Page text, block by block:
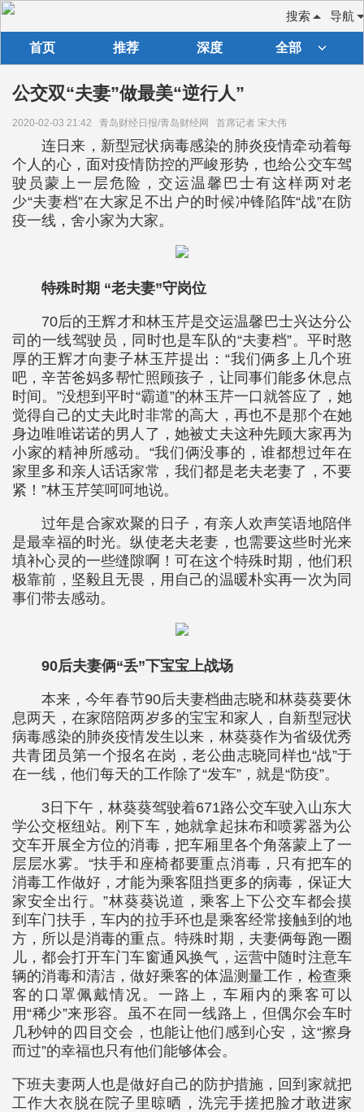
导航
搜索
首页 推荐 深度 全部
公交双“夫妻”做最美“逆行人”
2020-02-03 21:42 青岛财经日报/青岛财经网 首席记者 宋大伟
连日来，新型冠状病毒感染的肺炎疫情牵动着每
个人的心，面对疫情防控的严峻形势，也给公交车驾
驶员蒙上一层危险，交运温馨巴士有这样两对老
少“夫妻档”在大家足不出户的时候冲锋陷阵“战”在防
疫一线，舍小家为大家。
特殊时期 “老夫妻”守岗位
70后的王辉才和林玉芹是交运温馨巴士兴达分公
司的一线驾驶员，同时也是车队的“夫妻档”。平时憨
厚的王辉才向妻子林玉芹提出：“我们俩多上几个班
吧，辛苦爸妈多帮忙照顾孩子，让同事们能多休息点
时间。”没想到平时“霸道”的林玉芹一口就答应了，她
觉得自己的丈夫此时非常的高大，再也不是那个在她
身边唯唯诺诺的男人了，她被丈夫这种先顾大家再为
小家的精神所感动。“我们俩没事的，谁都想过年在
家里多和亲人话话家常，我们都是老夫老妻了，不要
紧！”林玉芹笑呵呵地说。
过年是合家欢聚的日子，有亲人欢声笑语地陪伴
是最幸福的时光。纵使老夫老妻，也需要这些时光来
填补心灵的一些缝隙啊！可在这个特殊时期，他们积
极靠前，坚毅且无畏，用自己的温暖朴实再一次为同
事们带去感动。
90后夫妻俩“丢”下宝宝上战场
本来，今年春节90后夫妻档曲志晓和林葵葵要休
息两天，在家陪陪两岁多的宝宝和家人，自新型冠状
病毒感染的肺炎疫情发生以来，林葵葵作为省级优秀
共青团员第一个报名在岗，老公曲志晓同样也“战”于
在一线，他们每天的工作除了“发车”，就是“防疫”。
3日下午，林葵葵驾驶着671路公交车驶入山东大
学公交枢纽站。刚下车，她就拿起抹布和喷雾器为公
交车开展全方位的消毒，把车厢里各个角落蒙上了一
层层水雾。“扶手和座椅都要重点消毒，只有把车的
消毒工作做好，才能为乘客阻挡更多的病毒，保证大
家安全出行。”林葵葵说道，乘客上下公交车都会摸
到车门扶手，车内的拉手环也是乘客经常接触到的地
方，所以是消毒的重点。特殊时期，夫妻俩每跑一圈
儿，都会打开车门车窗通风换气，运营中随时注意车
辆的消毒和清洁，做好乘客的体温测量工作，检查乘
客的口罩佩戴情况。一路上，车厢内的乘客可以
用“稀少”来形容。虽不在同一线路上，但偶尔会车时
几秒钟的四目交会，也能让他们感到心安，这“擦身
而过”的幸福也只有他们能够体会。
下班夫妻两人也是做好自己的防护措施，回到家就把
工作大衣脱在院子里晾晒，洗完手搓把脸才敢进家